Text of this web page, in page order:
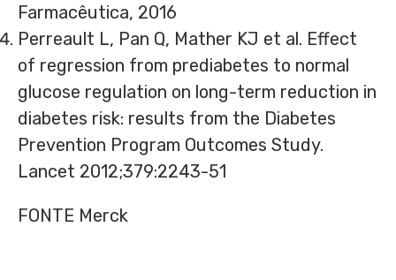
Farmacêutica, 2016
Perreault L, Pan Q, Mather KJ et al. Effect
of regression from prediabetes to normal
glucose regulation on long-term reduction in
diabetes risk: results from the Diabetes
Prevention Program Outcomes Study.
Lancet 2012;379:2243-51
FONTE Merck